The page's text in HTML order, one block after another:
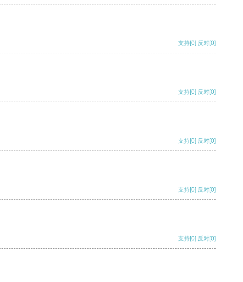
支持[0] 反对[0]
支持[0] 反对[0]
支持[0] 反对[0]
支持[0] 反对[0]
支持[0] 反对[0]